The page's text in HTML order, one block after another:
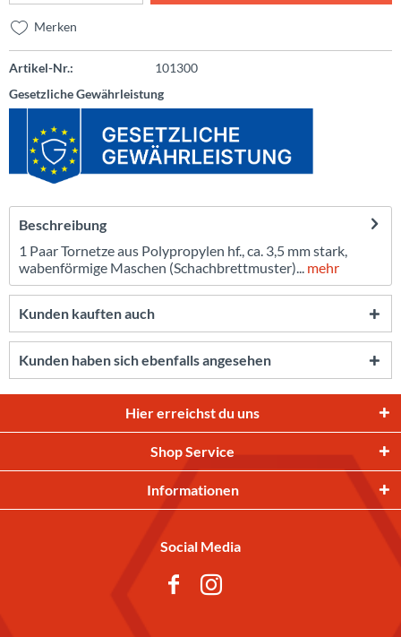
Merken
Artikel-Nr.:
101300
Gesetzliche Gewährleistung
Beschreibung
1 Paar Tornetze aus Polypropylen hf., ca. 3,5 mm stark,
wabenförmige Maschen (Schachbrettmuster)... mehr
Kunden kauften auch
Kunden haben sich ebenfalls angesehen
Hier erreichst du uns
Shop Service
Informationen
Social Media